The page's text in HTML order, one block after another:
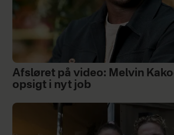
Afsløret på video: Melvin
opsigt i nyt job